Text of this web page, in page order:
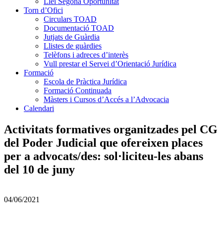
Torn d’Ofici
Circulars TOAD
Documentació TOAD
Jutjats de Guàrdia
Llistes de guàrdies
Telèfons i adreces d’interès
Vull prestar el Servei d’Orientació Jurídica
Formació
Escola de Pràctica Jurídica
Formació Continuada
Màsters i Cursos d’Accés a l’Advocacia
Calendari
Activitats formatives organitzades pel CG
del Poder Judicial que ofereixen places
per a advocats/des: sol·liciteu-les abans
del 10 de juny
04/06/2021